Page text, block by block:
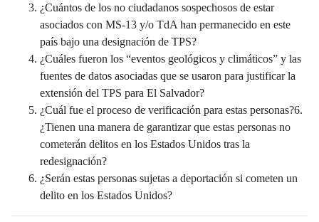
¿Cuántos de los no ciudadanos sospechosos de estar
asociados con MS-13 y/o TdA han permanecido en este
país bajo una designación de TPS?
¿Cuáles fueron los “eventos geológicos y climáticos” y las
fuentes de datos asociadas que se usaron para justificar la
extensión del TPS para El Salvador?
¿Cuál fue el proceso de verificación para estas personas?6.
¿Tienen una manera de garantizar que estas personas no
cometerán delitos en los Estados Unidos tras la
redesignación?
¿Serán estas personas sujetas a deportación si cometen un
delito en los Estados Unidos?